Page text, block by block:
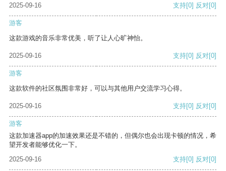
2025-09-16 支持[0] 反对[0]
游客
这款游戏的音乐非常优美，听了让人心旷神怡。
2025-09-16 支持[0] 反对[0]
游客
这款软件的社区氛围非常好，可以与其他用户交流学习心得。
2025-09-16 支持[0] 反对[0]
游客
这款加速器app的加速效果还是不错的，但偶尔也会出现卡顿的情况，希
望开发者能够优化一下。
2025-09-16
支持[0] 反对[0]